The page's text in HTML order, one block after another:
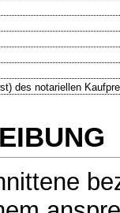
des notariellen